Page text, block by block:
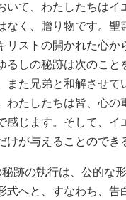
いて、わたしたちは
く、贈り物です。聖
リストの開かれた心
るしの秘跡は次のこ
また兄弟と和解させ
わたしたちは皆、心の
感じます。そして、
が与えることのでき
跡の執行は、公的な
へと、すなわち、告